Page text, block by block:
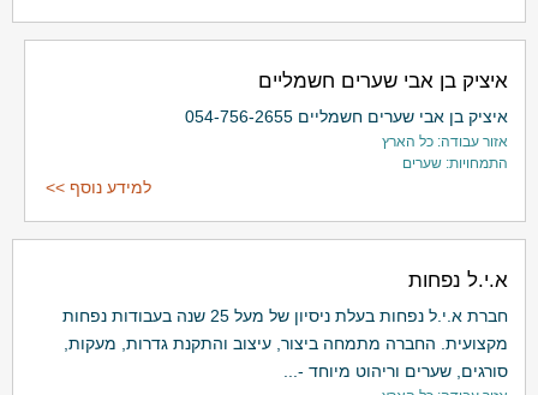
איציק בן אבי שערים חשמליים
איציק בן אבי שערים חשמליים 054-756-2655
אזור עבודה: כל הארץ
התמחויות: שערים
למידע נוסף >>
א.י.ל נפחות
חברת א.י.ל נפחות בעלת ניסיון של מעל 25 שנה בעבודות נפחות
מקצועית. החברה מתמחה ביצור, עיצוב והתקנת גדרות, מעקות,
סורגים, שערים וריהוט מיוחד -...